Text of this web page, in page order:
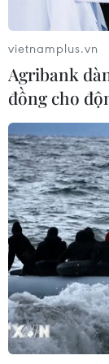
Mưa dông
chục chuyến
Bài không thể
Thời tiết cực
lớn chiều 5/8
lộn hoạt động
Nội Bài, khiến
chuyến bay
chờ hoặc
hạ cánh nơi xa.
vietnamplus.vn
Agribank
đồng cho